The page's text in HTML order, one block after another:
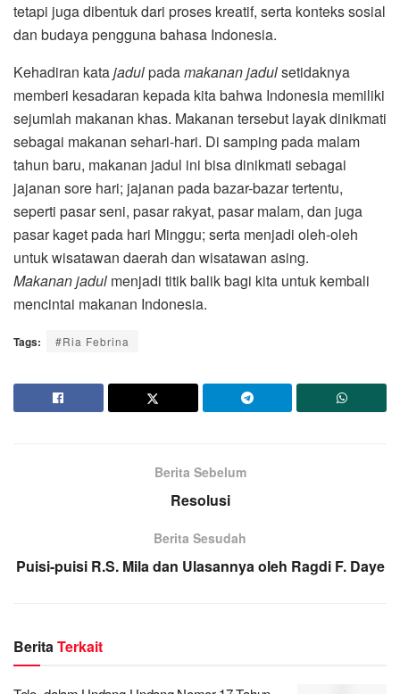
tetapi juga dibentuk dari proses kreatif, serta konteks sosial
dan budaya pengguna bahasa Indonesia.
Kehadiran katajadulpadamakanan jadulsetidaknya
memberi kesadaran kepada kita bahwa Indonesia memiliki
sejumlah makanan khas. Makanan tersebut layak dinikmati
sebagai makanan sehari-hari. Di samping pada malam
tahun baru, makanan jadul ini bisa dinikmati sebagai
jajanan sore hari; jajanan pada bazar-bazar tertentu,
seperti pasar seni, pasar rakyat, pasar malam, dan juga
pasar kaget pada hari Minggu; serta menjadi oleh-oleh
untuk wisatawan daerah dan wisatawan asing.
Makananjadul menjadi titik balik bagi kita untuk kembali
mencintai makanan Indonesia.
Tags: #Ria Febrina
Berita Sebelum
Resolusi
Berita Sesudah
Puisi-puisi R.S. Mila dan Ulasannya oleh Ragdi F. Daye
BeritaTerkait